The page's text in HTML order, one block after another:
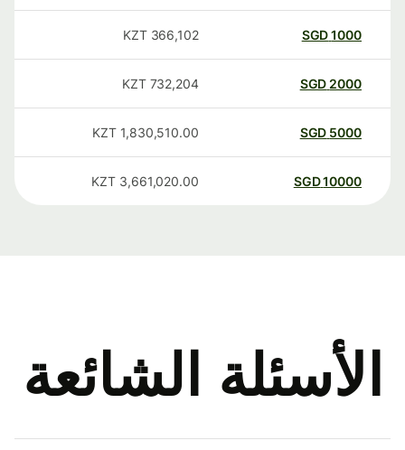
1000
SGD
366,102
KZT
2000
SGD
732,204
KZT
5000
SGD
1,830,510.00
KZT
10000
SGD
3,661,020.00
KZT
الأسئلة الشائعة